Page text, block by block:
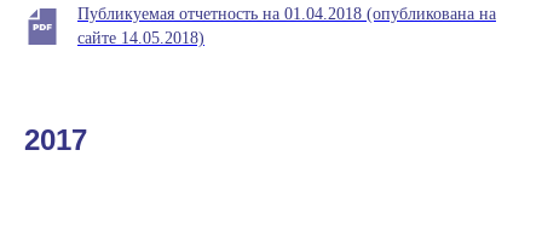
Публикуемая отчетность на 01.04.2018 (опубликована на
сайте 14.05.2018)
2017